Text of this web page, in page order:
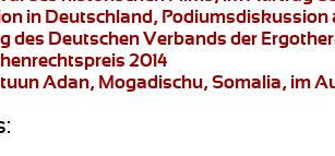
in Deutschland, Podiumsdiskussion
des Deutschen Verbands der
2014
Adan, Mogadischu, Somalia, im